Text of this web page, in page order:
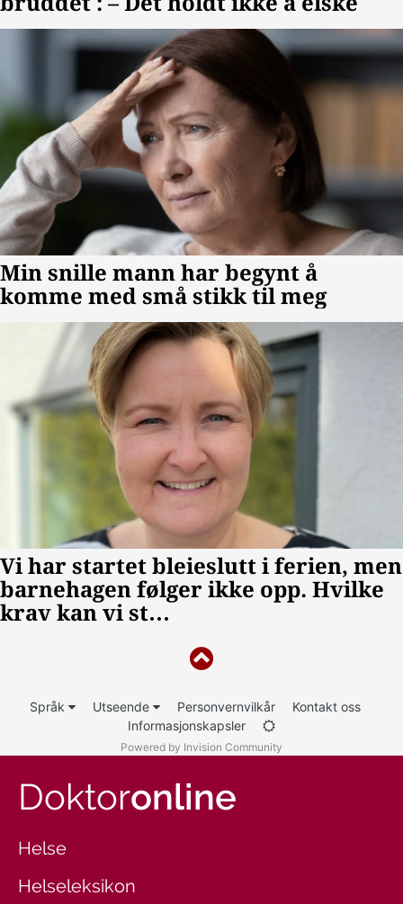
Språk Utseende Personvernvilkår
Kontakt oss
Informasjonskapsler
Powered by Invision Community
Doktoronline
Helse
Helseleksikon